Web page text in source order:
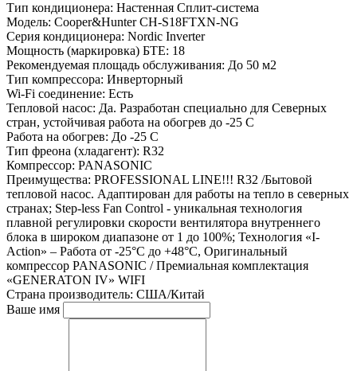
Тип кондиционера: Настенная Сплит-система
Модель: Cooper&Hunter CH-S18FTXN-NG
Серия кондиционера: Nordic Inverter
Мощность (маркировка) БТЕ: 18
Рекомендуемая площадь обслуживания: До 50 м2
Тип компрессора: Инверторный
Wi-Fi соединение: Есть
Тепловой насос: Да. Разработан специально для Северных
стран, устойчивая работа на обогрев до -25 С
Работа на обогрев: До -25 С
Тип фреона (хладагент): R32
Компрессор: PANASONIC
Преимущества: PROFESSIONAL LINE!!! R32 /Бытовой
тепловой насос. Адаптирован для работы на тепло в северных
странах; Step-less Fan Control - уникальная технология
плавной регулировки скорости вентилятора внутреннего
блока в широком диапазоне от 1 до 100%; Технология «I-
Action» – Работа от -25°C до +48°C, Оригинальный
компрессор PANASONIC / Премиальная комплектация
«GENERATON IV» WIFI
Страна производитель: США/Китай
Ваше имя